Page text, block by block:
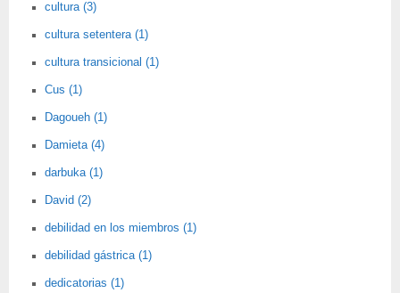
cultura (3)
cultura setentera (1)
cultura transicional (1)
Cus (1)
Dagoueh (1)
Damieta (4)
darbuka (1)
David (2)
debilidad en los miembros (1)
debilidad gástrica (1)
dedicatorias (1)